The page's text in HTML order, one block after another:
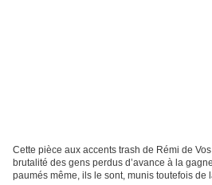
Cette pièce aux accents trash de Rémi de
brutalité des gens perdus d’avance à la
paumés même, ils le sont, munis toutefois de